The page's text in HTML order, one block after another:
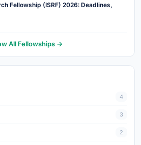
Fellowship (ISRF) 2026: Deadlines,
All Fellowships →
4
3
2